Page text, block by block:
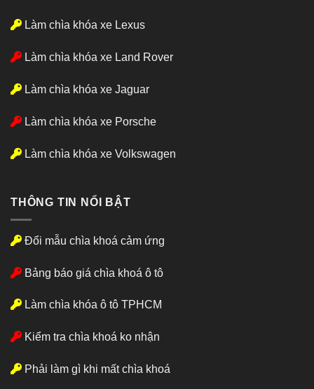
Làm chìa khóa xe Lexus
Làm chìa khóa xe Land Rover
Làm chìa khóa xe Jaguar
Làm chìa khóa xe Porsche
Làm chìa khóa xe Volkswagen
THÔNG TIN NỔI BẬT
Đổi mẫu chìa khoá cảm ứng
Bảng báo giá chìa khoá ô tô
Làm chìa khóa ô tô TPHCM
Kiểm tra chìa khoá ko nhận
Phải làm gì khi mất chìa khoá